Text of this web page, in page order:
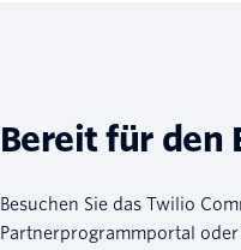
Bereit für den
Besuchen Sie das Twilio
Partnerprogrammportal